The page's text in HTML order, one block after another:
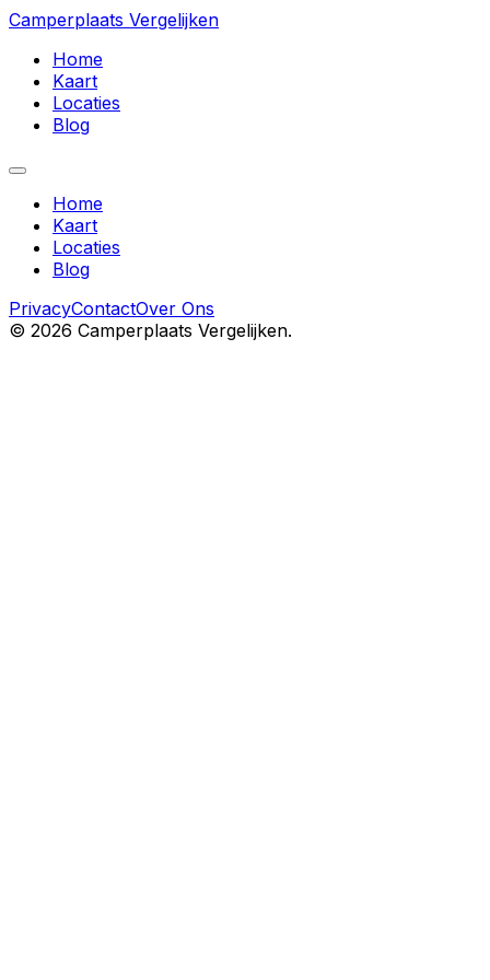
Camperplaats Vergelijken
Home
Kaart
Locaties
Blog
Home
Kaart
Locaties
Blog
PrivacyContactOver Ons
© 2026 Camperplaats Vergelijken.